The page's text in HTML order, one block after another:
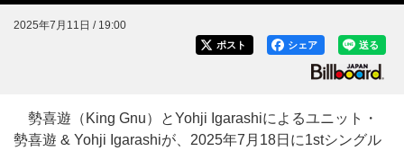
2025年7月11日 / 19:00
送る
シェア
ポスト
勢喜遊（King Gnu）とYohji Igarashiによるユニット・
勢喜遊 & Yohji Igarashiが、2025年7月18日に1stシングル